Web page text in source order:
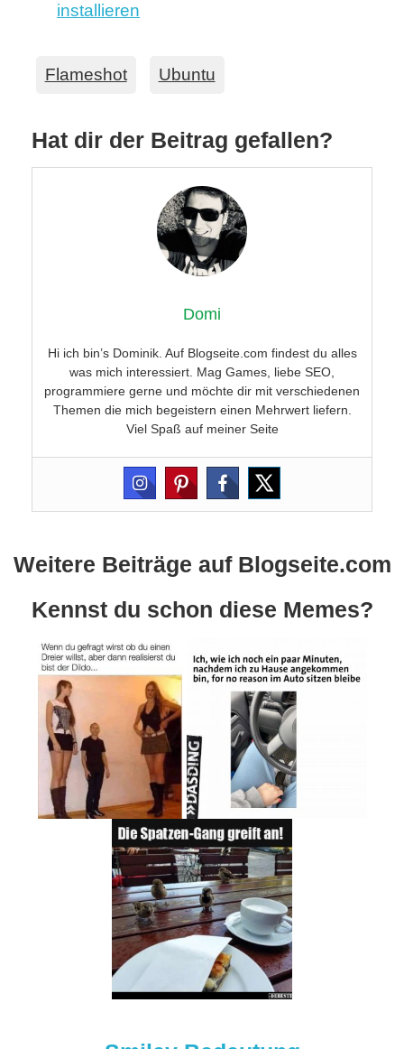
installieren
Flameshot Ubuntu
Hat dir der Beitrag gefallen?
Domi
Hi ich bin’s Dominik. Auf Blogseite.com findest du alles
was mich interessiert. Mag Games, liebe SEO,
programmiere gerne und möchte dir mit verschiedenen
Themen die mich begeistern einen Mehrwert liefern.
Viel Spaß auf meiner Seite
Weitere Beiträge auf Blogseite.com
Kennst du schon diese Memes?